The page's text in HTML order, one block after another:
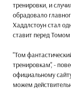
тренировки, и
обрадовало
Хаддлстоун стал
ставит перед Томом
"Том
тренировкам", -
официальному
можем